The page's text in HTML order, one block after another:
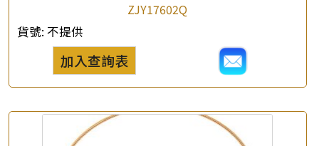
ZJY17602Q
貨號: 不提供
加入查詢表